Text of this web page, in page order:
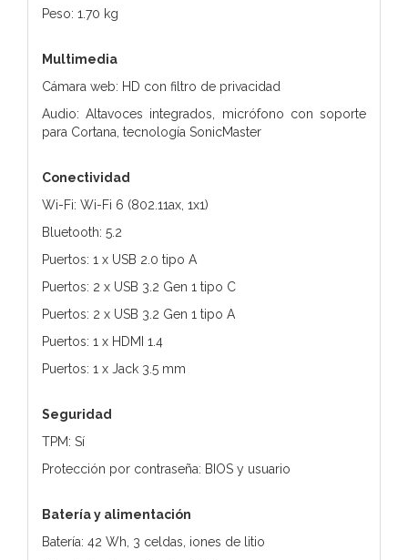
Peso: 1.70 kg
Multimedia
Cámara web: HD con filtro de privacidad
Audio: Altavoces integrados, micrófono con soporte
para Cortana, tecnología SonicMaster
Conectividad
Wi-Fi: Wi-Fi 6 (802.11ax, 1x1)
Bluetooth: 5.2
Puertos: 1 x USB 2.0 tipo A
Puertos: 2 x USB 3.2 Gen 1 tipo C
Puertos: 2 x USB 3.2 Gen 1 tipo A
Puertos: 1 x HDMI 1.4
Puertos: 1 x Jack 3.5 mm
Seguridad
TPM: Sí
Protección por contraseña: BIOS y usuario
Batería y alimentación
Batería: 42 Wh, 3 celdas, iones de litio